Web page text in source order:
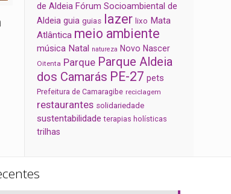
de Aldeia Fórum Socioambiental de
Aldeia guia guias lazer lixo Mata
Atlântica meio ambiente
música Natal natureza Novo Nascer
Oitenta Parque Parque Aldeia
dos Camarás PE-27 pets
Prefeitura de Camaragibe reciclagem
restaurantes solidariedade
sustentabilidade terapias holísticas
trilhas